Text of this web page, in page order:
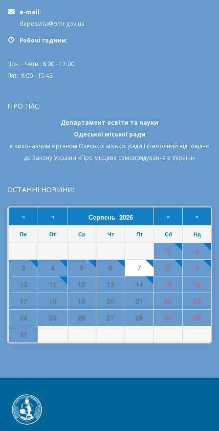
e-mail:
deposvita@omr.gov.ua
Робочi години:
Пон. - Четв.: 8:00 - 17:00
Пят.: 8:00 - 15:45
ПРО НАС:
Департамент освіти та науки
Одеської міської ради
є виконавчим органом Одеської міської ради і створений відповідно
до Закону України «Про місцеве самоврядування в Україні»
ОСТАННІ НОВИНИ:
« « Серпень 2026 » »
Пн Вт Ср Чт Пт Сб Нд
1
2
3
4 5 6 7 8
9
10
11 12 13 14 15
16
17
18 19 20 21 22
23
24
25 26 27 28 29
30
31